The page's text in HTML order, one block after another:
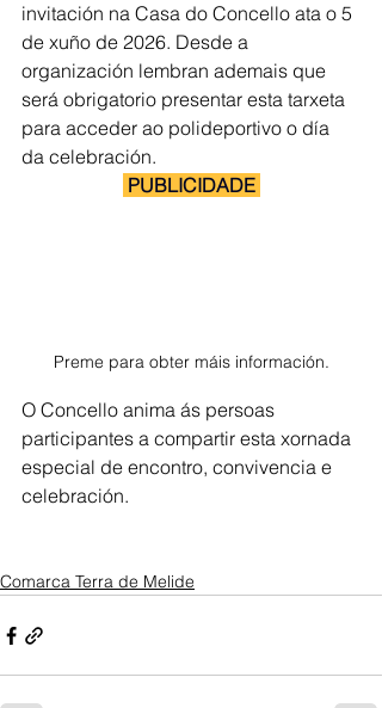
invitación na Casa do Concello ata o 5
de xuño de 2026. Desde a
organización lembran ademais que
será obrigatorio presentar esta tarxeta
para acceder ao polideportivo o día
da celebración.
PUBLICIDADE
Preme para obter máis información.
O Concello anima ás persoas
participantes a compartir esta xornada
especial de encontro, convivencia e
celebración.
Comarca Terra de Melide